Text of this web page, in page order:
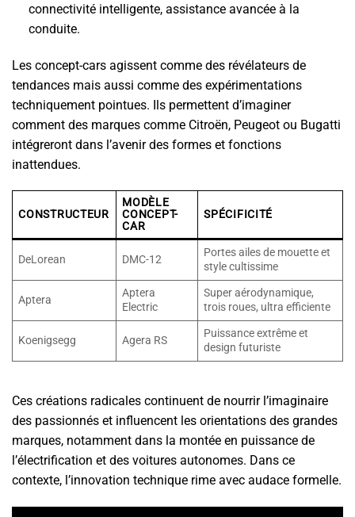
connectivité intelligente, assistance avancée à la
conduite.
Les concept-cars agissent comme des révélateurs de
tendances mais aussi comme des expérimentations
techniquement pointues. Ils permettent d’imaginer
comment des marques comme Citroën, Peugeot ou Bugatti
intégreront dans l’avenir des formes et fonctions
inattendues.
CONSTRUCTEUR
MODÈLE
CONCEPT-
CAR
SPÉCIFICITÉ
DeLorean DMC-12
Portes ailes de mouette et
style cultissime
Aptera
Aptera
Electric
Super aérodynamique,
trois roues, ultra efficiente
Koenigsegg Agera RS
Puissance extrême et
design futuriste
Ces créations radicales continuent de nourrir l’imaginaire
des passionnés et influencent les orientations des grandes
marques, notamment dans la montée en puissance de
l’électrification et des voitures autonomes. Dans ce
contexte, l’innovation technique rime avec audace formelle.